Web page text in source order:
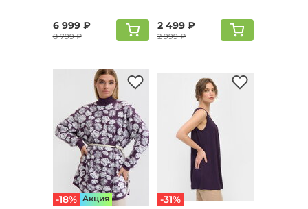
6 999 ₽
8 799 ₽
2 499 ₽
2 999 ₽
-18% Aкция
-31%